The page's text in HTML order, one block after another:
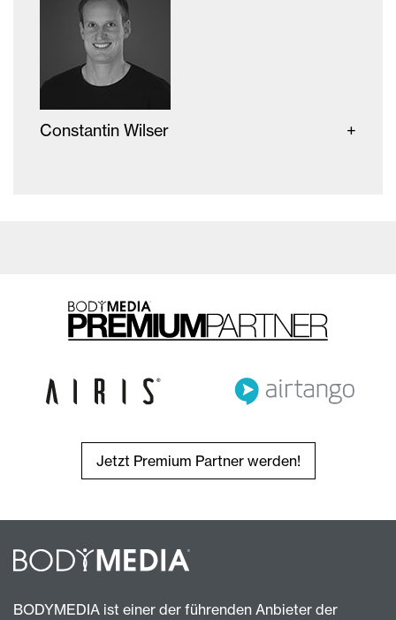
Constantin Wilser
Jetzt Premium Partner werden!
BODYMEDIA ist einer der führenden Anbieter der